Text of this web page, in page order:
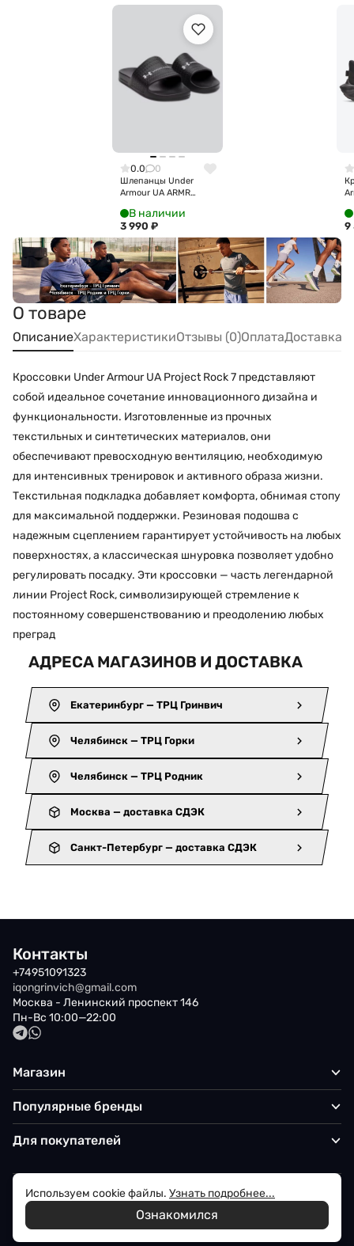
0.0 0
Шлепанцы Under
Armour UA ARMR
6007528-001
В наличии
3 990 ₽ 9
О товаре
ОписаниеХарактеристикиОтзывы (0)ОплатаДоставка
Кроссовки Under Armour UA Project Rock 7 представляют
собой идеальное сочетание инновационного дизайна и
функциональности. Изготовленные из прочных
текстильных и синтетических материалов, они
обеспечивают превосходную вентиляцию, необходимую
для интенсивных тренировок и активного образа жизни.
Текстильная подкладка добавляет комфорта, обнимая стопу
для максимальной поддержки. Резиновая подошва с
надежным сцеплением гарантирует устойчивость на любых
поверхностях, а классическая шнуровка позволяет удобно
регулировать посадку. Эти кроссовки — часть легендарной
линии Project Rock, символизирующей стремление к
постоянному совершенствованию и преодолению любых
преград
АДРЕСА МАГАЗИНОВ И ДОСТАВКА
Екатеринбург — ТРЦ Гринвич
Челябинск — ТРЦ Горки
Челябинск — ТРЦ Родник
Москва — доставка СДЭК
Санкт-Петербург — доставка СДЭК
Контакты
+74951091323
iqongrinvich@gmail.com
Москва - Ленинский проспект 146
Пн-Вс 10:00—22:00
Магазин
Популярные бренды
Для покупателей
© 2026 Iqon - Магазин вашего стиля
Политика обработки персональных данных
Используем cookie файлы. Узнать подробнее...
Ознакомился